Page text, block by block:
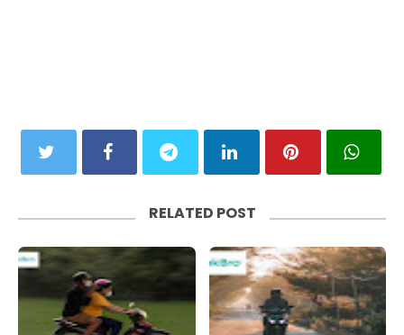
RELATED POST